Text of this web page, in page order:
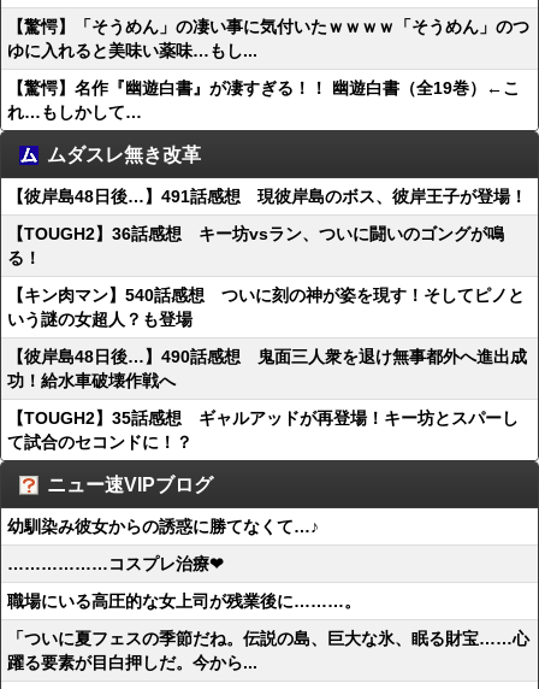
【驚愕】「そうめん」の凄い事に気付いたｗｗｗｗ「そうめん」のつ
ゆに入れると美味い薬味…もし...
【驚愕】名作『幽遊白書』が凄すぎる！！ 幽遊白書（全19巻）←こ
れ…もしかして…
ムダスレ無き改革
【彼岸島48日後…】491話感想 現彼岸島のボス、彼岸王子が登場！
【TOUGH2】36話感想 キー坊vsラン、ついに闘いのゴングが鳴
る！
【キン肉マン】540話感想 ついに刻の神が姿を現す！そしてピノと
いう謎の女超人？も登場
【彼岸島48日後…】490話感想 鬼面三人衆を退け無事都外へ進出成
功！給水車破壊作戦へ
【TOUGH2】35話感想 ギャルアッドが再登場！キー坊とスパーし
て試合のセコンドに！？
ニュー速VIPブログ
幼馴染み彼女からの誘惑に勝てなくて…♪
………………コスプレ治療❤
職場にいる高圧的な女上司が残業後に………。
「ついに夏フェスの季節だね。伝説の島、巨大な氷、眠る財宝……心
躍る要素が目白押しだ。今から...